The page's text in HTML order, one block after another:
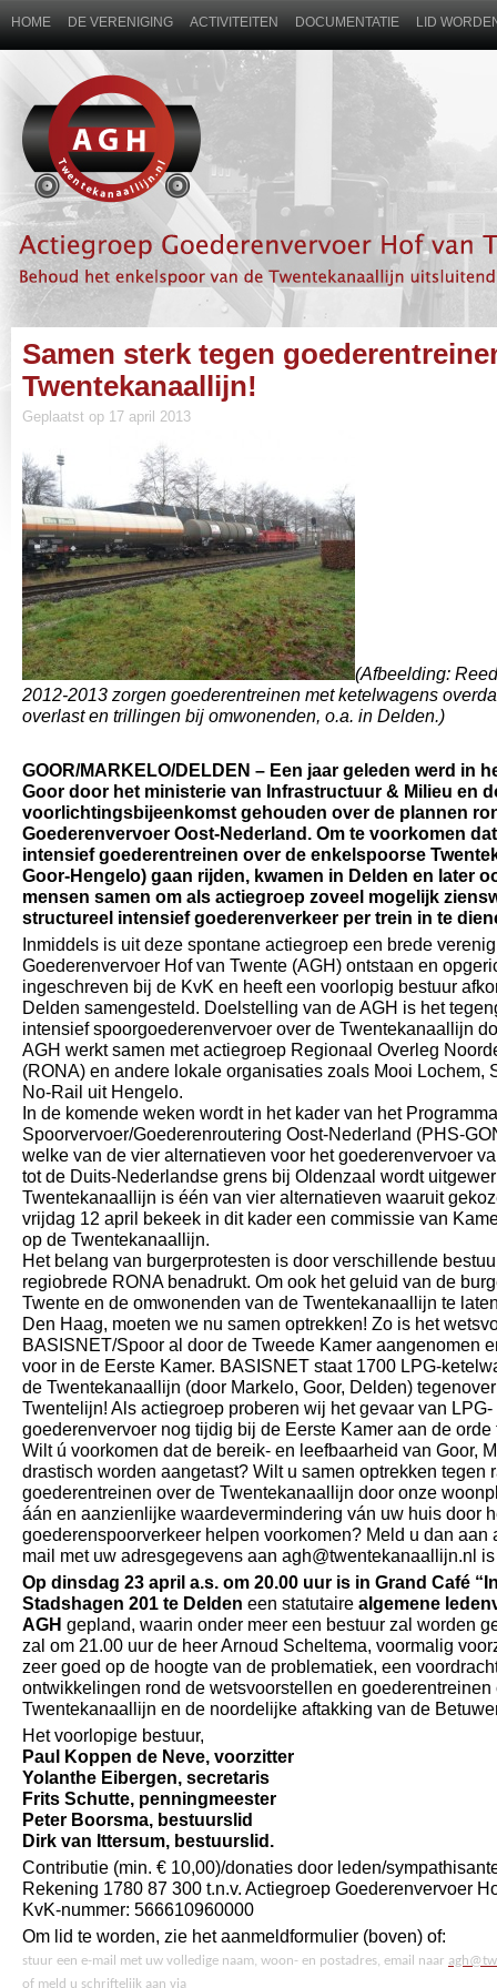
HOME DE VERENIGING ACTIVITEITEN DOCUMENTATIE LID
Samen sterk tegen
Twentekanaallijn!
Geplaatst op 17 april 2013
(Afbeelding:
2012-2013 zorgen goederentreinen met ketelwagens
overlast en trillingen bij omwonenden, o.a. in Delden.)
GOOR/MARKELO/DELDEN – Een jaar geleden werd in
Goor door het ministerie van Infrastructuur & Milieu en
voorlichtingsbijeenkomst gehouden over de plannen
Goederenvervoer Oost-Nederland. Om te voorkomen
intensief goederentreinen over de enkelspoorse
Goor-Hengelo) gaan rijden, kwamen in Delden en later
mensen samen om als actiegroep zoveel mogelijk
structureel intensief goederenverkeer per trein in te
Inmiddels is uit deze spontane actiegroep een brede
Goederenvervoer Hof van Twente (AGH) ontstaan en
ingeschreven bij de KvK en heeft een voorlopig bestuur
Delden samengesteld. Doelstelling van de AGH is het
intensief spoorgoederenvervoer over de Twentekanaallijn
AGH werkt samen met actiegroep Regionaal Overleg
(RONA) en andere lokale organisaties zoals Mooi Lochem,
No-Rail uit Hengelo.
In de komende weken wordt in het kader van het
Spoorvervoer/Goederenroutering Oost-Nederland (PHS-
welke van de vier alternatieven voor het goederenvervoer
tot de Duits-Nederlandse grens bij Oldenzaal wordt
Twentekanaallijn is één van vier alternatieven waaruit
vrijdag 12 april bekeek in dit kader een commissie van
op de Twentekanaallijn.
Het belang van burgerprotesten is door verschillende
regiobrede RONA benadrukt. Om ook het geluid van de
Twente en de omwonenden van de Twentekanaallijn te
Den Haag, moeten we nu samen optrekken! Zo is het
BASISNET/Spoor al door de Tweede Kamer aangenomen
voor in de Eerste Kamer. BASISNET staat 1700 LPG-
de Twentekanaallijn (door Markelo, Goor, Delden)
Twentelijn! Als actiegroep proberen wij het gevaar van
goederenvervoer nog tijdig bij de Eerste Kamer aan de orde
Wilt ú voorkomen dat de bereik- en leefbaarheid van Goor,
drastisch worden aangetast? Wilt u samen optrekken tegen
goederentreinen over de Twentekanaallijn door onze
áán en aanzienlijke waardevermindering ván uw huis door
goederenspoorverkeer helpen voorkomen? Meld u dan aan
mail met uw adresgegevens aan agh@twentekanaallijn.nl
Op dinsdag 23 april a.s. om 20.00 uur is in Grand Café
Stadshagen 201 te Delden een statutaire algemene
AGH gepland, waarin onder meer een bestuur zal worden
zal om 21.00 uur de heer Arnoud Scheltema, voormalig
zeer goed op de hoogte van de problematiek, een
ontwikkelingen rond de wetsvoorstellen en goederentreinen
Twentekanaallijn en de noordelijke aftakking van de
Het voorlopige bestuur,
Paul Koppen de Neve, voorzitter
Yolanthe Eibergen, secretaris
Frits Schutte, penningmeester
Peter Boorsma, bestuurslid
Dirk van Ittersum, bestuurslid.
Contributie (min. € 10,00)/donaties door leden/
Rekening 1780 87 300 t.n.v. Actiegroep Goederenvervoer
KvK-nummer: 566610960000
Om lid te worden, zie het aanmeldformulier (boven) of:
stuur een e-mail met uw volledige naam, woon- en postadres, email naar
of meld u schriftelijk aan via